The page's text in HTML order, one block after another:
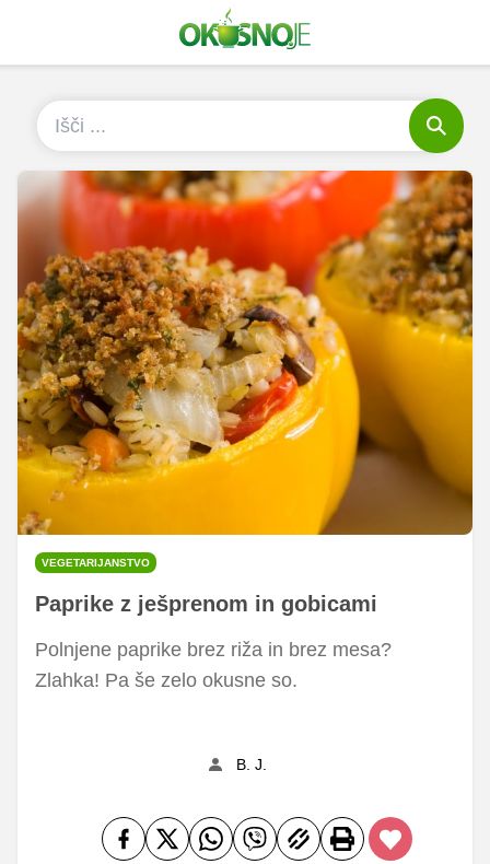
VEGETARIJANSTVO
Paprike z ješprenom in gobicami
Polnjene paprike brez riža in brez mesa?
Zlahka! Pa še zelo okusne so.
B. J.